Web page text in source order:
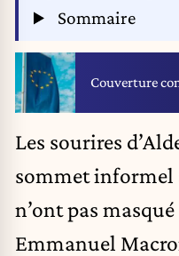
Sommaire
Couverture
Les sourires
sommet
n’ont pas
Emmanuel